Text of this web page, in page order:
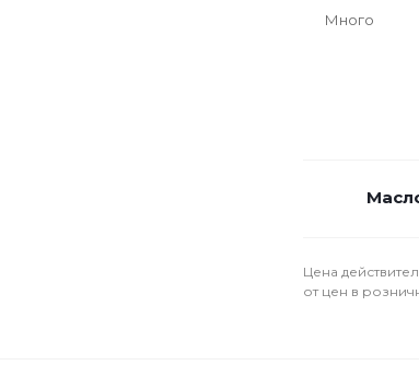
Много
Цена
от цен в